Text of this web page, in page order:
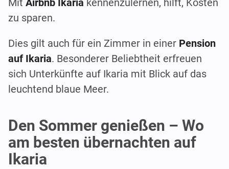
Mit Airbnb Ikaria kennenzulernen, hilft, Kosten
zu sparen.
Dies gilt auch für ein Zimmer in einer Pension
auf Ikaria. Besonderer Beliebtheit erfreuen
sich Unterkünfte auf Ikaria mit Blick auf das
leuchtend blaue Meer.
Den Sommer genießen – Wo
am besten übernachten auf
Ikaria